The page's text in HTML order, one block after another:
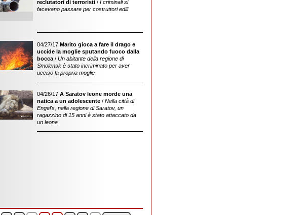
reclutatori di terroristi/ I criminali si
facevano passare per costruttori edili
04/27/17 Marito gioca a fare il drago e
uccide la moglie sputando fuoco dalla
bocca/ Un abitante della regione di
Smolensk è stato incriminato per aver
ucciso la propria moglie
04/26/17 A Saratov leone morde una
natica a un adolescente/ Nella città di
Engel's, nella regione di Saratov, un
ragazzino di 15 anni è stato attaccato da
un leone